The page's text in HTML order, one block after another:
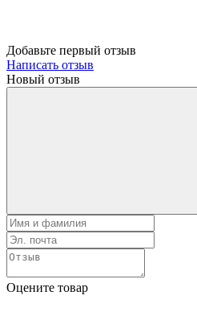
Добавьте первый отзыв
Написать отзыв
Новый отзыв
Оцените товар